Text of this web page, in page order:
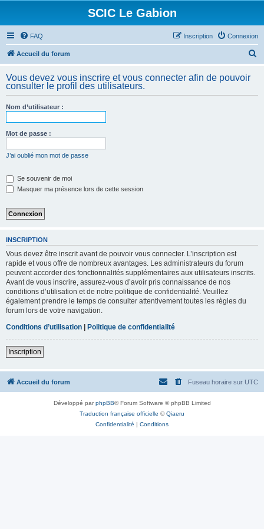
SCIC Le Gabion
FAQ Connexion
Inscription
Accueil du forum
h
Vous devez vous inscrire et vous connecter afin de pouvoir
consulter le profil des utilisateurs.
Nom d’utilisateur :
Mot de passe :
J’ai oublié mon mot de passe
Se souvenir de moi
Masquer ma présence lors de cette session
INSCRIPTION
Vous devez être inscrit avant de pouvoir vous connecter. L’inscription est
rapide et vous offre de nombreux avantages. Les administrateurs du forum
peuvent accorder des fonctionnalités supplémentaires aux utilisateurs inscrits.
Avant de vous inscrire, assurez-vous d’avoir pris connaissance de nos
conditions d’utilisation et de notre politique de confidentialité. Veuillez
également prendre le temps de consulter attentivement toutes les règles du
forum lors de votre navigation.
Conditions d’utilisation | Politique de confidentialité
Inscription
Accueil du forum Fuseau horaire sur UTC
Développé parphpBB® Forum Software © phpBB Limited
Traduction française officielle ©Qiaeru
Confidentialité | Conditions